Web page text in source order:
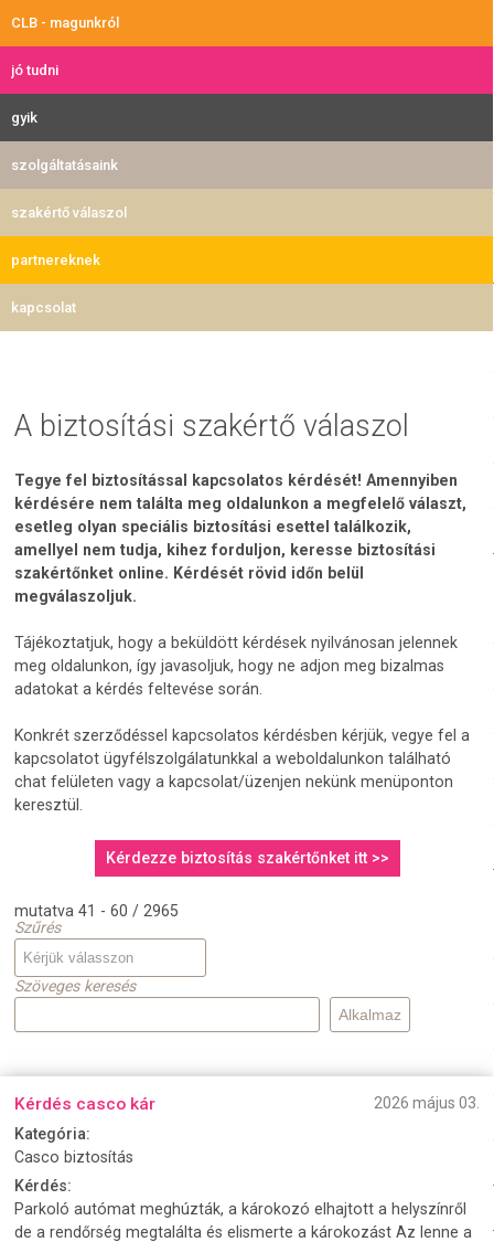
CLB - magunkról
jó tudni
gyik
szolgáltatásaink
szakértő válaszol
partnereknek
kapcsolat
A biztosítási szakértő válaszol
Tegye fel biztosítással kapcsolatos kérdését! Amennyiben
kérdésére nem találta meg oldalunkon a megfelelő választ,
esetleg olyan speciális biztosítási esettel találkozik,
amellyel nem tudja, kihez forduljon, keresse biztosítási
szakértőnket online. Kérdését rövid időn belül
megválaszoljuk.
Tájékoztatjuk, hogy a beküldött kérdések nyilvánosan jelennek
meg oldalunkon, így javasoljuk, hogy ne adjon meg bizalmas
adatokat a kérdés feltevése során.
Konkrét szerződéssel kapcsolatos kérdésben kérjük, vegye fel a
kapcsolatot ügyfélszolgálatunkkal a weboldalunkon található
chat felületen vagy a kapcsolat/üzenjen nekünk menüponton
keresztül.
Kérdezze biztosítás szakértőnket itt >>
mutatva 41 - 60 / 2965
Szűrés
Szöveges keresés
Kérdés casco kár
2026 május 03.
Kategória:
Casco biztosítás
Kérdés:
Parkoló autómat meghúzták, a károkozó elhajtott a helyszínről
de a rendőrség megtalálta és elismerte a károkozást Az lenne a